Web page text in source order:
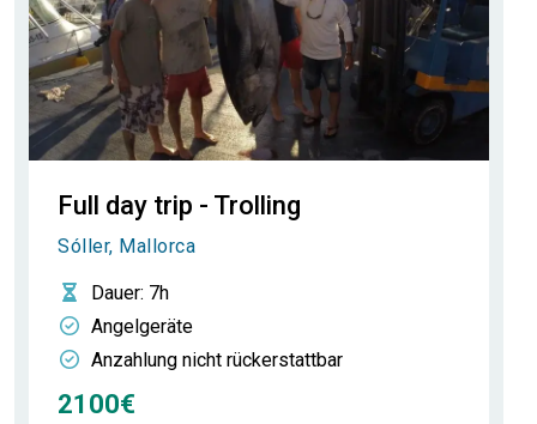
Full day trip - Trolling
Sóller, Mallorca
Dauer: 7h
Angelgeräte
Anzahlung nicht rückerstattbar
2100€